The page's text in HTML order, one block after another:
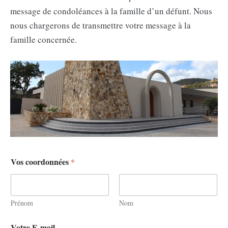
message de condoléances à la famille d’un défunt. Nous
nous chargerons de transmettre votre message à la
famille concernée.
Vos coordonnées *
Prénom Nom